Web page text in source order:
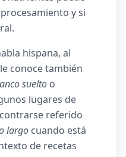
y si
hispana, al
conoce también
suelto o
lugares de
referido
largo cuando está
de recetas